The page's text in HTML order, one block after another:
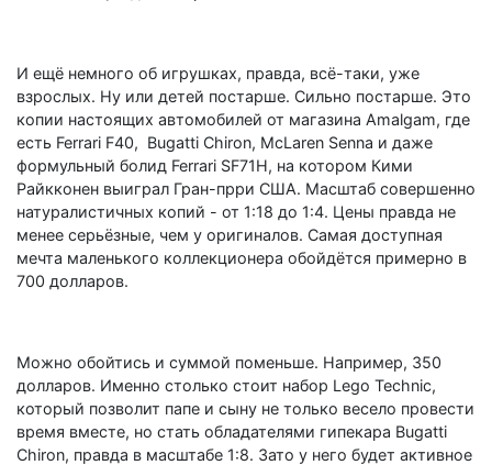
И ещё немного об игрушках, правда, всё-таки, уже
взрослых. Ну или детей постарше. Сильно постарше. Это
копии настоящих автомобилей от магазина Amalgam, где
есть Ferrari F40, Bugatti Chiron, McLaren Senna и даже
формульный болид Ferrari SF71H, на котором Кими
Райкконен выиграл Гран-прри США. Масштаб совершенно
натуралистичных копий - от 1:18 до 1:4. Цены правда не
менее серьёзные, чем у оригиналов. Самая доступная
мечта маленького коллекционера обойдётся примерно в
700 долларов.
Можно обойтись и суммой поменьше. Например, 350
долларов. Именно столько стоит набор Lego Technic,
который позволит папе и сыну не только весело провести
время вместе, но стать обладателями гипекара Bugatti
Chiron, правда в масштабе 1:8. Зато у него будет активное